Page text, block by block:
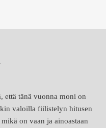
että tänä vuonna moni on
valoilla fiilistelyn hitusen
on vaan ja ainoastaan